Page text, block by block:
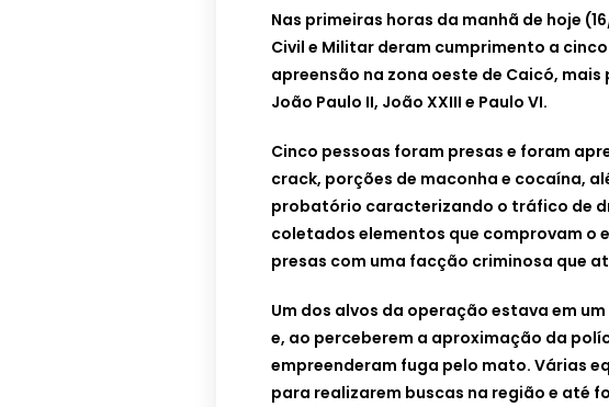
Nas primeiras horas da manhã de hoje
Civil e Militar deram cumprimento a
apreensão na zona oeste de Caicó,
João Paulo II, João XXIII e Paulo VI.
Cinco pessoas foram presas e foram
crack, porções de maconha e cocaína,
probatório caracterizando o tráfico de
coletados elementos que comprovam o
presas com uma facção criminosa que
Um dos alvos da operação estava em
e, ao perceberem a aproximação da
empreenderam fuga pelo mato. Várias
para realizarem buscas na região e até